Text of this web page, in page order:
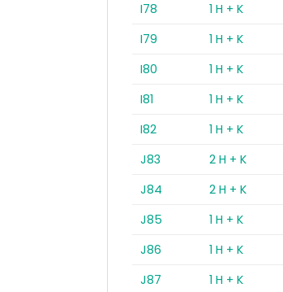
I78
1 H + K
I79
1 H + K
I80
1 H + K
I81
1 H + K
I82
1 H + K
J83
2 H + K
J84
2 H + K
J85
1 H + K
J86
1 H + K
J87
1 H + K